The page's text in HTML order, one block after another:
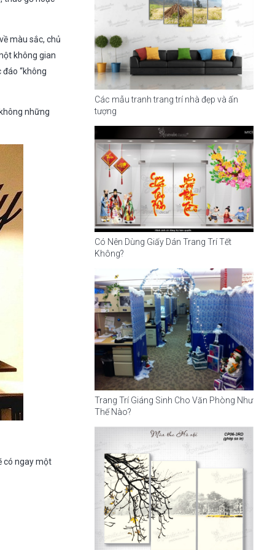
màu sắc, chủ
không gian
“không
những
có ngay một
Các mẫu tranh trang trí nhà đẹp và ấn
tượng
Có Nên Dùng Giấy Dán Trang Trí Tết
Không?
Trang Trí Giáng Sinh Cho Văn Phòng Như
Thế Nào?